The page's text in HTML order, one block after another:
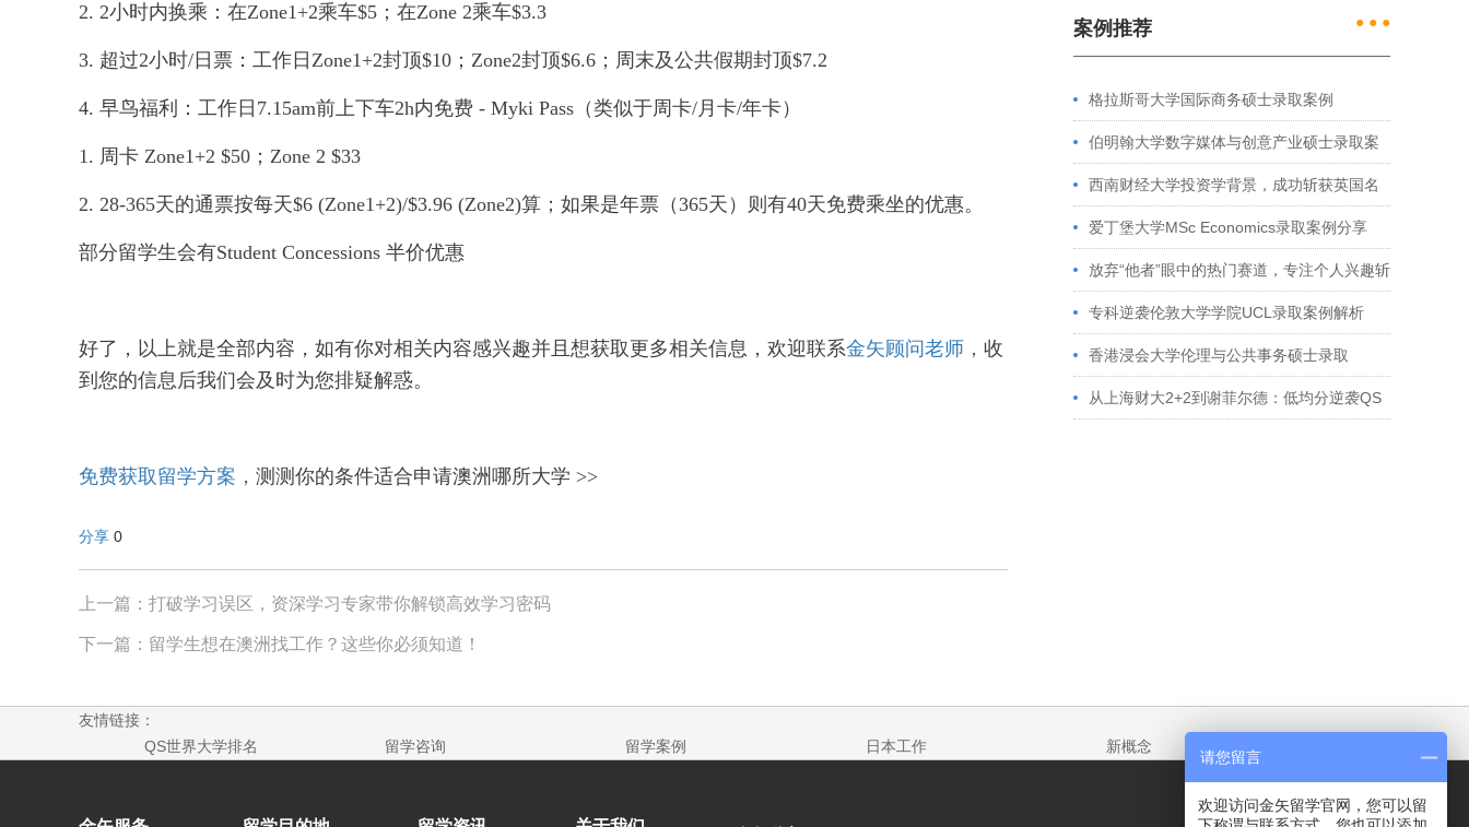
2. 2小时内换乘：在Zone1+2乘车$5；在Zone 2乘车$3.3
3. 超过2小时/日票：工作日Zone1+2封顶$10；Zone2封顶$6.6；周末及公共假期封顶$7.2
4. 早鸟福利：工作日7.15am前上下车2h内免费 - Myki Pass（类似于周卡/月卡/年卡）
1. 周卡 Zone1+2 $50；Zone 2 $33
2. 28-365天的通票按每天$6 (Zone1+2)/$3.96 (Zone2)算；如果是年票（365天）则有40天免费乘坐的优惠。
部分留学生会有Student Concessions 半价优惠
好了，以上就是全部内容，如有你对相关内容感兴趣并且想获取更多相关信息，欢迎联系金矢顾问老师 ， 收
到您的信息后我们会及时为您排疑解惑。
免费获取留学方案 ， 测测你的条件适合申请澳洲哪所大学 >>
分享 0
上一篇：打破学习误区，资深学习专家带你解锁高效学习密码
下一篇：留学生想在澳洲找工作？这些你必须知道！
案例推荐 ● ● ●
格拉斯哥大学国际商务硕士录取案例
伯明翰大学数字媒体与创意产业硕士录取案
例 西南财经大学投资学背景，成功斩获英国名
校多份Offer
爱丁堡大学MSc Economics录取案例分享
放弃“他者”眼中的热门赛道，专注个人兴趣斩
获藤校offer｜成功跨专业申请经验分享
专科逆袭伦敦大学学院UCL录取案例解析
香港浸会大学伦理与公共事务硕士录取
从上海财大2+2到谢菲尔德：低均分逆袭QS
友情链接：
QS世界大学排名
留学咨询 留学案例 日本工作 新概念
请您留言
欢迎访问金矢留学官网，您可以留